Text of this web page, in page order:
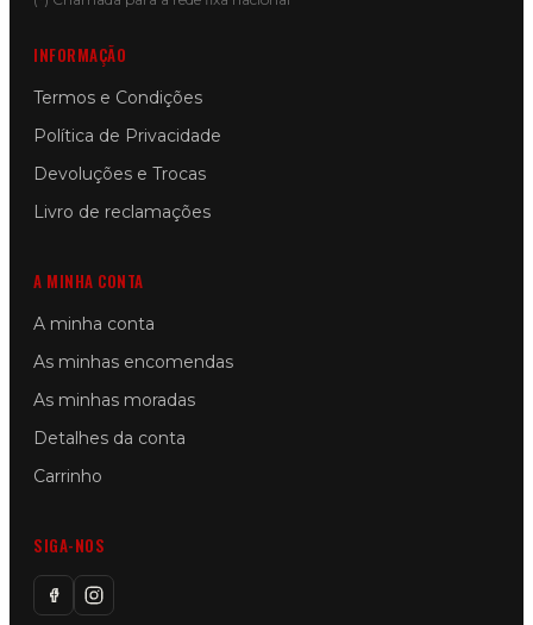
INFORMAÇÃO
Termos e Condições
Política de Privacidade
Devoluções e Trocas
Livro de reclamações
A MINHA CONTA
A minha conta
As minhas encomendas
As minhas moradas
Detalhes da conta
Carrinho
SIGA-NOS